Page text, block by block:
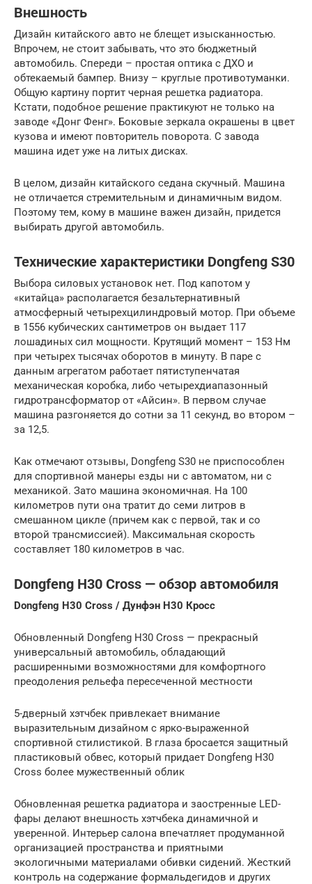
Внешность
Дизайн китайского авто не блещет изысканностью.
Впрочем, не стоит забывать, что это бюджетный
автомобиль. Спереди – простая оптика с ДХО и
обтекаемый бампер. Внизу – круглые противотуманки.
Общую картину портит черная решетка радиатора.
Кстати, подобное решение практикуют не только на
заводе «Донг Фенг». Боковые зеркала окрашены в цвет
кузова и имеют повторитель поворота. С завода
машина идет уже на литых дисках.
В целом, дизайн китайского седана скучный. Машина
не отличается стремительным и динамичным видом.
Поэтому тем, кому в машине важен дизайн, придется
выбирать другой автомобиль.
Технические характеристики Dongfeng S30
Выбора силовых установок нет. Под капотом у
«китайца» располагается безальтернативный
атмосферный четырехцилиндровый мотор. При объеме
в 1556 кубических сантиметров он выдает 117
лошадиных сил мощности. Крутящий момент – 153 Нм
при четырех тысячах оборотов в минуту. В паре с
данным агрегатом работает пятиступенчатая
механическая коробка, либо четырехдиапазонный
гидротрансформатор от «Айсин». В первом случае
машина разгоняется до сотни за 11 секунд, во втором –
за 12,5.
Как отмечают отзывы, Dongfeng S30 не приспособлен
для спортивной манеры езды ни с автоматом, ни с
механикой. Зато машина экономичная. На 100
километров пути она тратит до семи литров в
смешанном цикле (причем как с первой, так и со
второй трансмиссией). Максимальная скорость
составляет 180 километров в час.
Dongfeng H30 Cross — обзор автомобиля
Dongfeng H30 Cross / Дунфэн H30 Кросс
Обновленный Dongfeng H30 Cross — прекрасный
универсальный автомобиль, обладающий
расширенными возможностями для комфортного
преодоления рельефа пересеченной местности
5-дверный хэтчбек привлекает внимание
выразительным дизайном с ярко-выраженной
спортивной стилистикой. В глаза бросается защитный
пластиковый обвес, который придает Dongfeng H30
Cross более мужественный облик
Обновленная решетка радиатора и заостренные LED-
фары делают внешность хэтчбека динамичной и
уверенной. Интерьер салона впечатляет продуманной
организацией пространства и приятными
экологичными материалами обивки сидений. Жесткий
контроль на содержание формальдегидов и других